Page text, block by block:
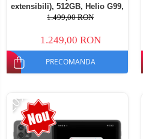
extensibili), 512GB, Helio G99,
10800mAh, 33W, Android 14,
1.499,00 RON
1.249,00 RON
PRECOMANDA
-20%